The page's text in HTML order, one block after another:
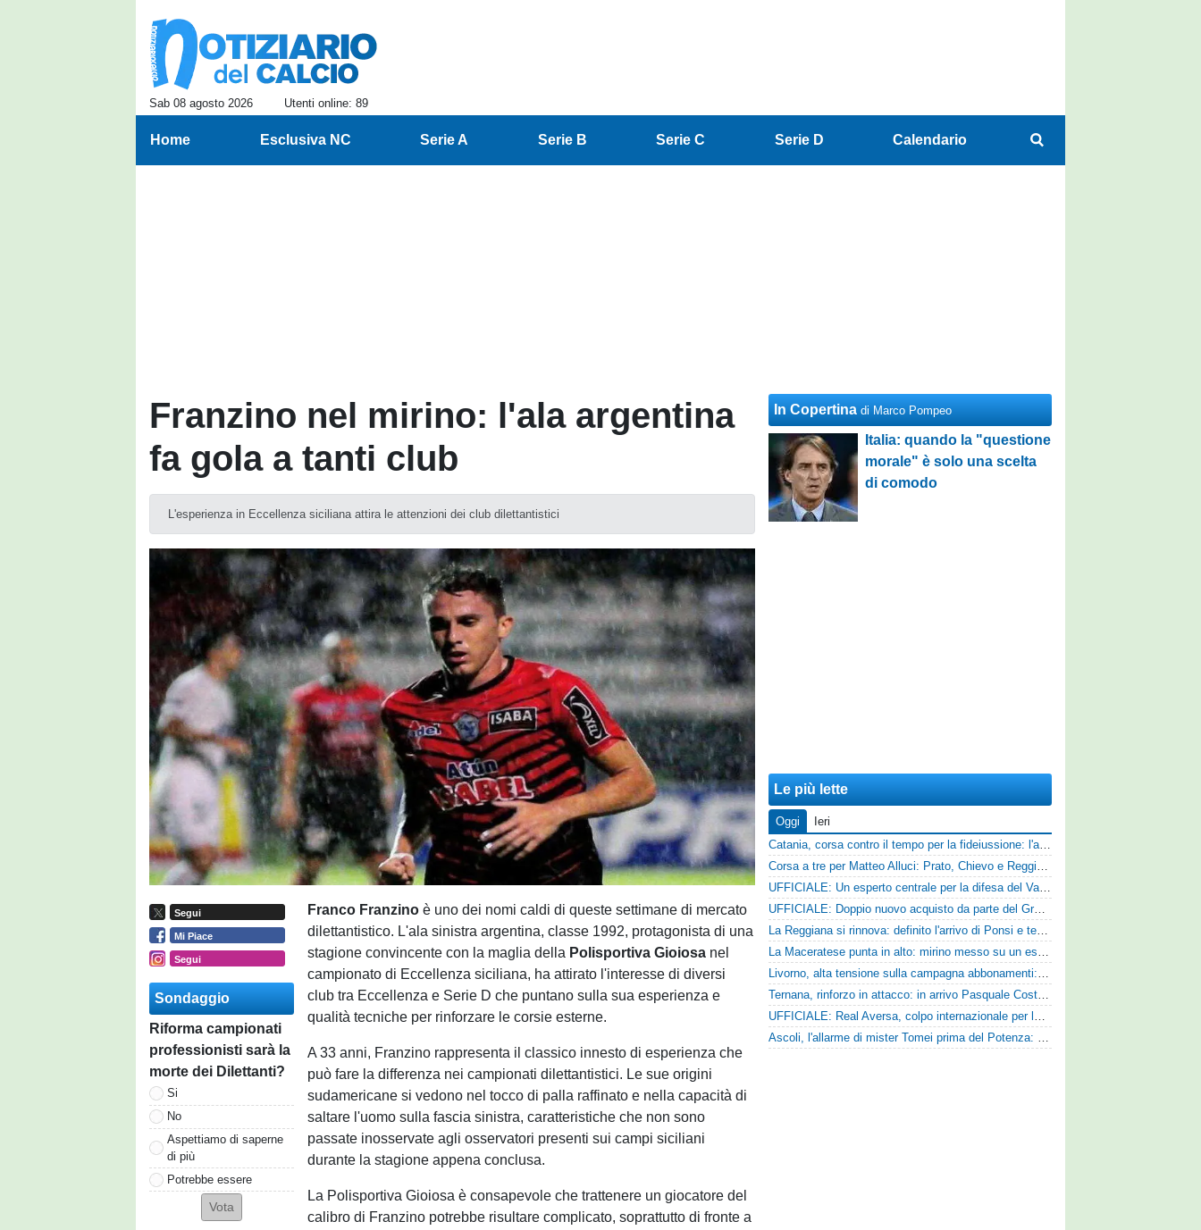
Sab 08 agosto 2026 Utenti online: 89
Home Esclusiva NC Serie A Serie B Serie C Serie D Calendario
Franzino nel mirino: l'ala argentina
fa gola a tanti club
L'esperienza in Eccellenza siciliana attira le attenzioni dei club dilettantistici
Segui
Mi Piace
Segui
Sondaggio
Riforma campionati
professionisti sarà la
morte dei Dilettanti?
Si
No
Aspettiamo di saperne
di più
Potrebbe essere
Franco Franzino è uno dei nomi caldi di queste settimane di mercato
dilettantistico. L'ala sinistra argentina, classe 1992, protagonista di una
stagione convincente con la maglia della Polisportiva Gioiosa nel
campionato di Eccellenza siciliana, ha attirato l'interesse di diversi
club tra Eccellenza e Serie D che puntano sulla sua esperienza e
qualità tecniche per rinforzare le corsie esterne.
A 33 anni, Franzino rappresenta il classico innesto di esperienza che
può fare la differenza nei campionati dilettantistici. Le sue origini
sudamericane si vedono nel tocco di palla raffinato e nella capacità di
saltare l'uomo sulla fascia sinistra, caratteristiche che non sono
passate inosservate agli osservatori presenti sui campi siciliani
durante la stagione appena conclusa.
La Polisportiva Gioiosa è consapevole che trattenere un giocatore del
calibro di Franzino potrebbe risultare complicato, soprattutto di fronte a
In Copertina di Marco Pompeo
Italia: quando la "questione
morale" è solo una scelta
di comodo
Le più lette
Oggi
Ieri
Catania, corsa contro il tempo per la fideiussione: l'annuncio della società e le ragioni dello slittamento
Corsa a tre per Matteo Alluci: Prato, Chievo e Reggina sul centrocampista
UFFICIALE: Un esperto centrale per la difesa del Vado
UFFICIALE: Doppio nuovo acquisto da parte del Grosseto
La Reggiana si rinnova: definito l'arrivo di Ponsi e test con l'Alcione
La Maceratese punta in alto: mirino messo su un esperto centrocampista
Livorno, alta tensione sulla campagna abbonamenti: la stoccata della Curva Nord alla società
Ternana, rinforzo in attacco: in arrivo Pasquale Costanzo dalla Paganese
UFFICIALE: Real Aversa, colpo internazionale per la difesa
Ascoli, l'allarme di mister Tomei prima del Potenza: «Mettiamoci l'elmetto, l'obiettivo è la salvezza e non dobbiamo vendere fumo!»